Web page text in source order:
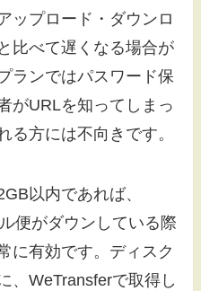
ップロード・ダウンロ
比べて遅くなる場合が
ランではパスワード保
がURLを知ってしまっ
る方には不向きです。
以内であれば、
便がダウンしている際
に有効です。ディスク
、WeTransferで取得し